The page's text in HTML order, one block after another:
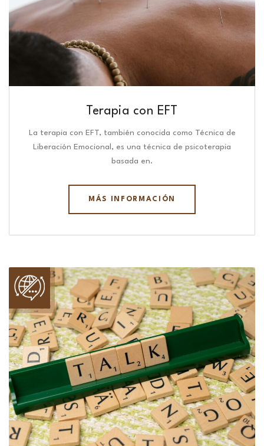
Terapia con EFT
La terapia con EFT, también conocida como Técnica de
Liberación Emocional, es una técnica de psicoterapia
basada en.
MÁS INFORMACIÓN